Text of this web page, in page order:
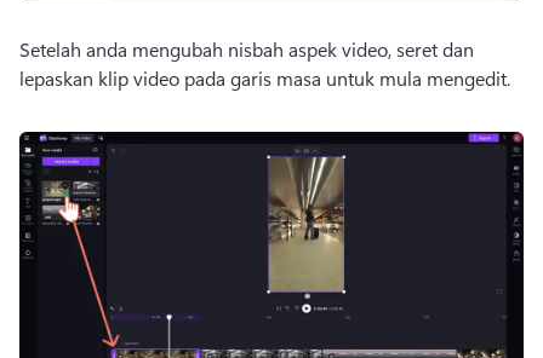
Setelah anda mengubah nisbah aspek video, seret dan
lepaskan klip video pada garis masa untuk mula mengedit.